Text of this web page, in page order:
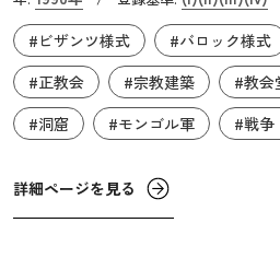
てられました。キーウの中心部に
ーウ・ルーシ全盛期の11世紀にヤ
設されたキーウ最古の聖堂です。
築に影響を及ぼしたことから、「
れます。郊外の高台に立つキーウ
野で中世ロシア有数の「知の中心
#ビザンツ様式
#バロック様式
#正教会
#宗教建築
#教会
#洞窟
#モンゴル軍 #戦争
詳細ページを見る